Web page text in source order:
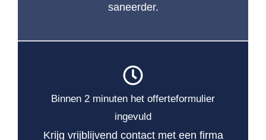
saneerder.
Binnen 2 minuten het offerteformulier
ingevuld
Krijg vrijblijvend contact met een firma